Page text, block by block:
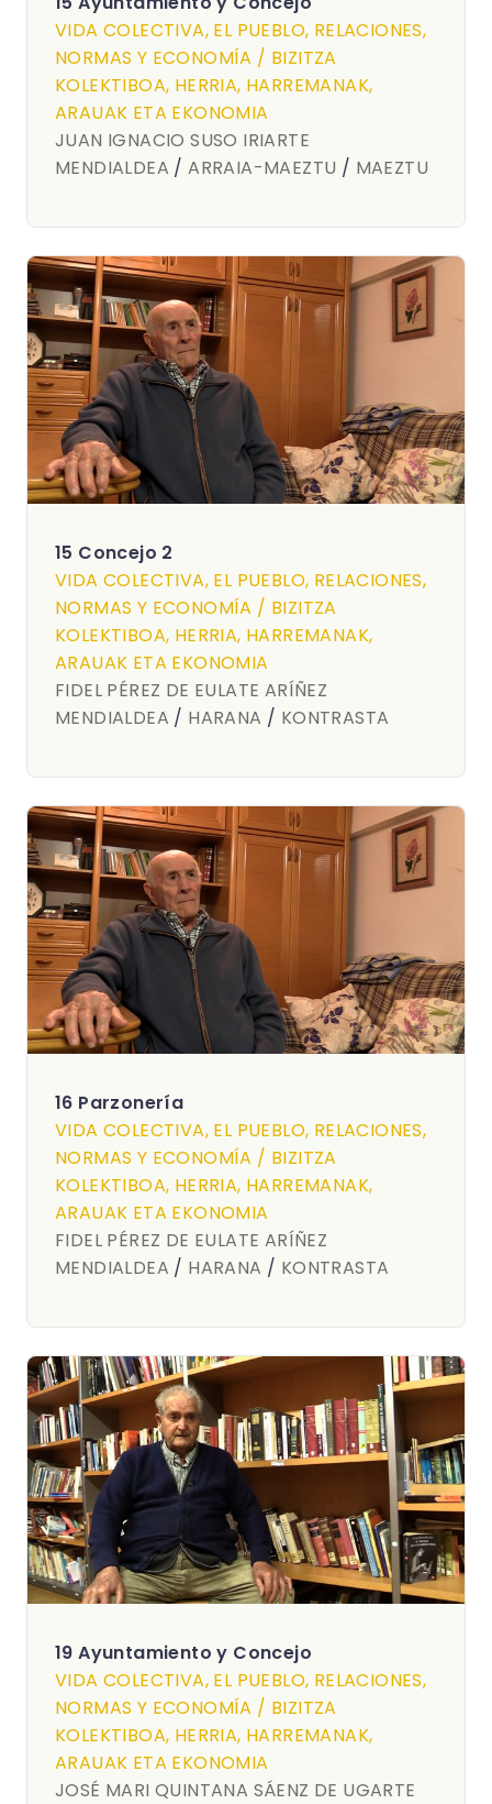
VIDA COLECTIVA, EL PUEBLO, RELACIONES,
NORMAS Y ECONOMÍA / BIZITZA
KOLEKTIBOA, HERRIA, HARREMANAK,
ARAUAK ETA EKONOMIA
JUAN IGNACIO SUSO IRIARTE
MENDIALDEA /ARRAIA-MAEZTU / MAEZTU
15 Concejo 2
VIDA COLECTIVA, EL PUEBLO, RELACIONES,
NORMAS Y ECONOMÍA / BIZITZA
KOLEKTIBOA, HERRIA, HARREMANAK,
ARAUAK ETA EKONOMIA
FIDEL PÉREZ DE EULATE ARÍÑEZ
MENDIALDEA / HARANA / KONTRASTA
16 Parzonería
VIDA COLECTIVA, EL PUEBLO, RELACIONES,
NORMAS Y ECONOMÍA / BIZITZA
KOLEKTIBOA, HERRIA, HARREMANAK,
ARAUAK ETA EKONOMIA
FIDEL PÉREZ DE EULATE ARÍÑEZ
MENDIALDEA / HARANA / KONTRASTA
19 Ayuntamiento y Concejo
VIDA COLECTIVA, EL PUEBLO, RELACIONES,
NORMAS Y ECONOMÍA / BIZITZA
KOLEKTIBOA, HERRIA, HARREMANAK,
ARAUAK ETA EKONOMIA
JOSÉ MARI QUINTANA SÁENZ DE UGARTE